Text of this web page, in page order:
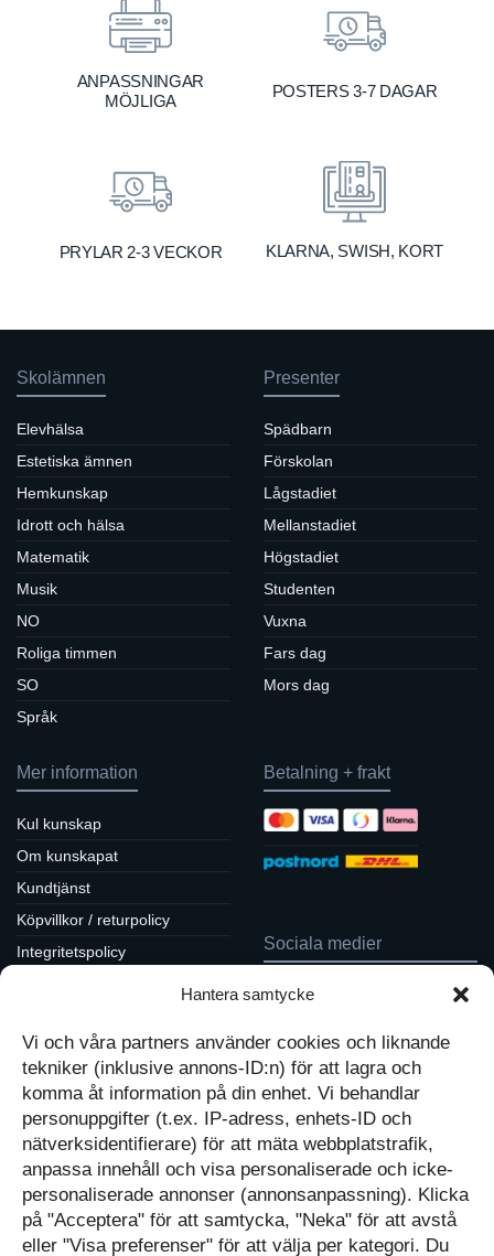
Hantera samtycke
Vi och våra partners använder cookies och liknande
tekniker (inklusive annons-ID:n) för att lagra och
komma åt information på din enhet. Vi behandlar
personuppgifter (t.ex. IP-adress, enhets-ID och
nätverksidentifierare) för att mäta webbplatstrafik,
anpassa innehåll och visa personaliserade och icke-
personaliserade annonser (annonsanpassning). Klicka
på "Acceptera" för att samtycka, "Neka" för att avstå
eller "Visa preferenser" för att välja per kategori. Du
ANPASSNINGAR
MÖJLIGA
POSTERS 3-7 DAGAR
PRYLAR 2-3 VECKOR KLARNA, SWISH, KORT
Skolämnen
Elevhälsa
Estetiska ämnen
Hemkunskap
Idrott och hälsa
Matematik
Musik
NO
Roliga timmen
SO
Språk
Presenter
Spädbarn
Förskolan
Lågstadiet
Mellanstadiet
Högstadiet
Studenten
Vuxna
Fars dag
Mors dag
Mer information
Kul kunskap
Om kunskapat
Kundtjänst
Köpvillkor / returpolicy
Integritetspolicy
Mitt konto
Kassan
Betalning + frakt
Sociala medier
Följ oss på Facebook
Inspiration på Pinterest
Diskutera på LinkedIn
Varukorg
Inga produkter i varukorgen.
GÅ TILLBAKA TILL
Kunskapat
Med barn och ungas
nyfikenhet som inspiration
skapar vi design som
förmedlar kunskap till en ny